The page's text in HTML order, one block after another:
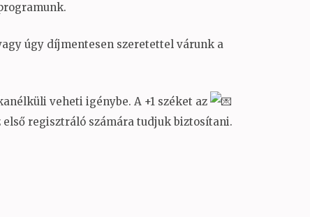
úgy díjmentesen szeretettel várunk a
veheti igénybe. A +1 széket az
regisztráló számára tudjuk biztosítani.